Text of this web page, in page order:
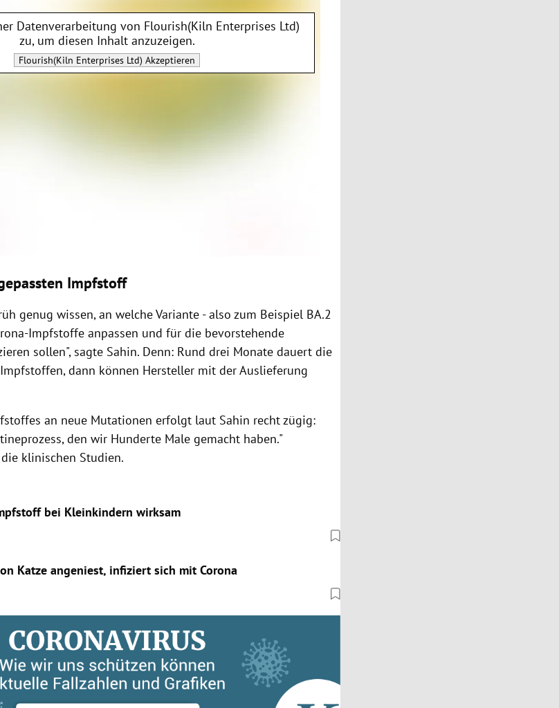
Datenverarbeitung von Flourish(Kiln Enterprises Ltd)
zu, um diesen Inhalt anzuzeigen.
Flourish(Kiln Enterprises Ltd) Akzeptieren
Impfstoff
genug wissen, an welche Variante - also zum Beispiel BA.2
Impfstoffe anpassen und für die bevorstehende
sollen", sagte Sahin. Denn: Rund drei Monate dauert die
dann können Hersteller mit der Auslieferung
an neue Mutationen erfolgt laut Sahin recht zügig:
den wir Hunderte Male gemacht haben."
klinischen Studien.
bei Kleinkindern wirksam
Katze angeniest, infiziert sich mit Corona